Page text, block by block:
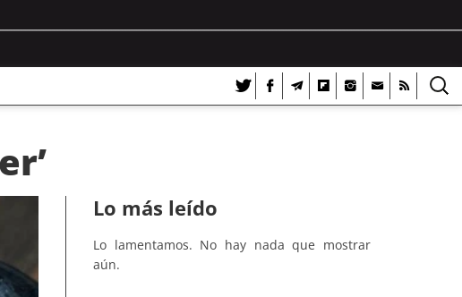
Lo más leído
Lo lamentamos. No hay nada que mostrar
aún.